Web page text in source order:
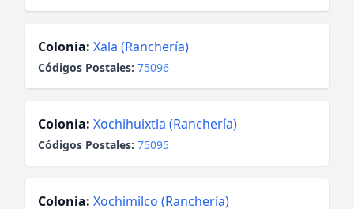
Colonia: Xala (Ranchería)
Códigos Postales: 75096
Colonia: Xochihuixtla (Ranchería)
Códigos Postales: 75095
Colonia: Xochimilco (Ranchería)